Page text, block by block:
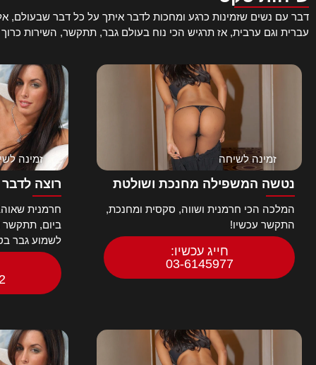
דבר עם נשים שזמינות כרגע ומחכות לדבר איתך על כל דבר שבעולם,
עברית וגם ערבית, אז תרגיש הכי נוח בעולם גבר, תתקשר, השירות
זמינה לשיחה
נטשה המשפילה מחנכת ושולטת
המלכה הכי חרמנית ושווה, סקסית ומחנכת,
התקשר עכשיו!
חייג עכשיו:
03-6145977
זמינה
רוצה
חרמנית
ביום, תתקשר
לשמוע גבר